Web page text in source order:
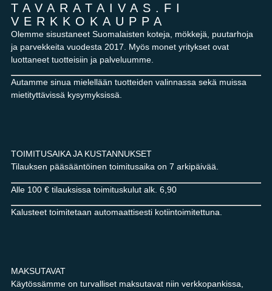
TAVARATAIVAS.FI
VERKKOKAUPPA
Olemme sisustaneet Suomalaisten koteja, mökkejä, puutarhoja
ja parvekkeita vuodesta 2017. Myös monet yritykset ovat
luottaneet tuotteisiin ja palveluumme.
Autamme sinua mielellään tuotteiden valinnassa sekä muissa
mietityttävissä kysymyksissä.
TOIMITUSAIKA JA KUSTANNUKSET
Tilauksen pääsääntöinen toimitusaika on 7 arkipäivää.
Alle 100 € tilauksissa toimituskulut alk. 6,90
Kalusteet toimitetaan automaattisesti kotiintoimitettuna.
MAKSUTAVAT
Käytössämme on turvalliset maksutavat niin verkkopankissa,